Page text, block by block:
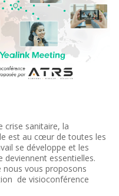
crise sanitaire, la
est au cœur de toutes les
se développe et les
deviennent essentielles.
nous vous proposons
de visioconférence